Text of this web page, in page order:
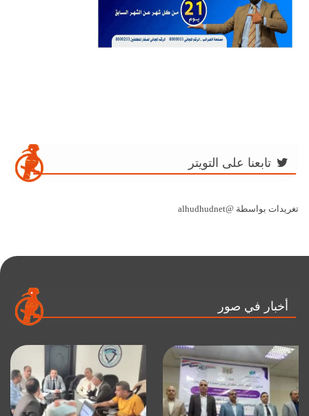
تابعنا على التويتر
تغريدات بواسطة @alhudhudnet
أخبار في صور